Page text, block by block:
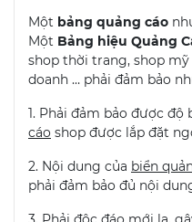
Một bảng quảng cáo
Một Bảng hiệu Quảng
shop thời trang, shop
doanh … phải đảm bảo
1. Phải đảm bảo được độ
cáo shop được lắp đặt
2. Nội dung của biển
phải đảm bảo đủ nội